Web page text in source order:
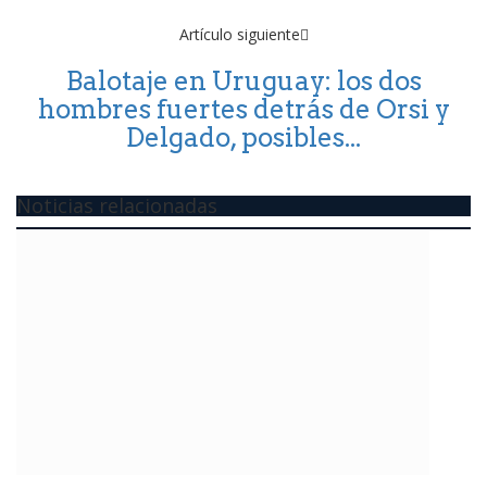
Artículo siguiente
Balotaje en Uruguay: los dos
hombres fuertes detrás de Orsi y
Delgado, posibles...
Noticias relacionadas